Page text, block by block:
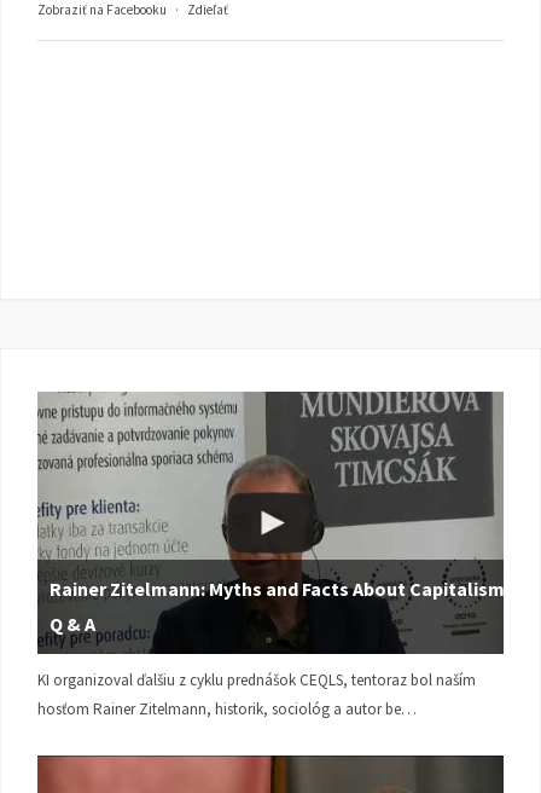
Zobraziť na Facebooku · Zdieľať
Rainer Zitelmann: Myths and Facts About Capitalism |
Q & A
KI organizoval ďalšiu z cyklu prednášok CEQLS, tentoraz bol naším
hosťom Rainer Zitelmann, historik, sociológ a autor be…